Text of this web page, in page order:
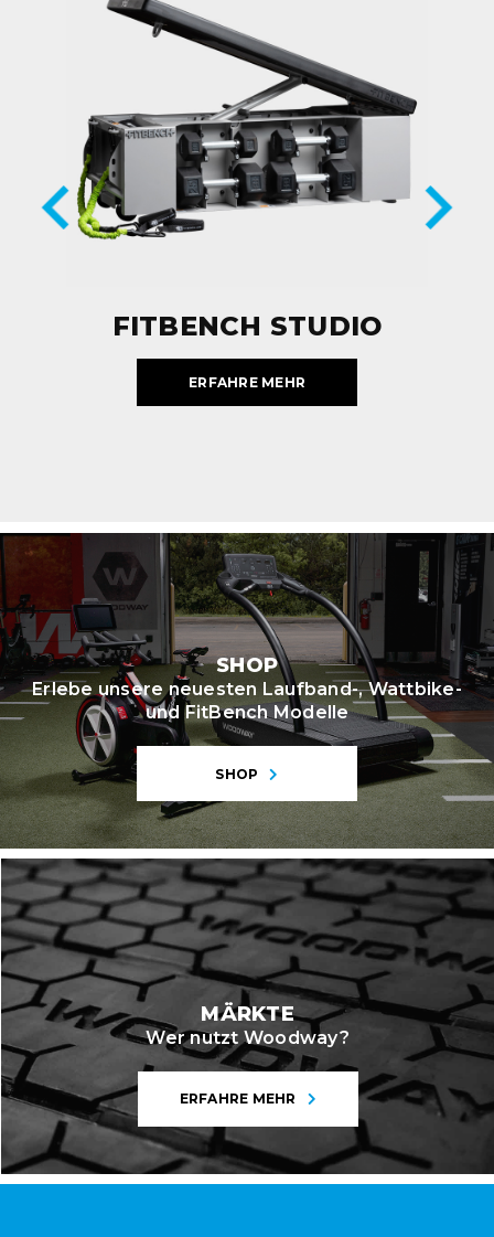
FITBENCH STUDIO
ERFAHRE MEHR
SHOP
Erlebe unsere neuesten Laufband-, Wattbike-
und FitBench Modelle
SHOP
MÄRKTE
Wer nutzt Woodway?
ERFAHRE MEHR